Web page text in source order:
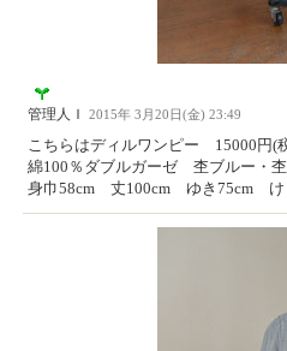
管理人Ｉ 2015年 3月20日(金) 23:49
こちらはディルワンピー 15000円(
綿100％ダブルガーゼ 杢ブルー・
身巾58cm 丈100cm ゆき75cm け